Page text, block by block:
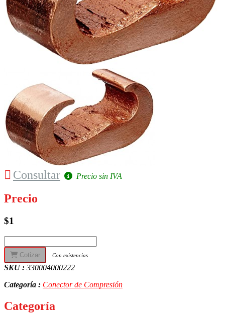
Consultar Precio sin IVA
Precio
$1
Cotizar Con existencias
SKU : 330004000222
Categoría : Conector de Compresión
Categoría